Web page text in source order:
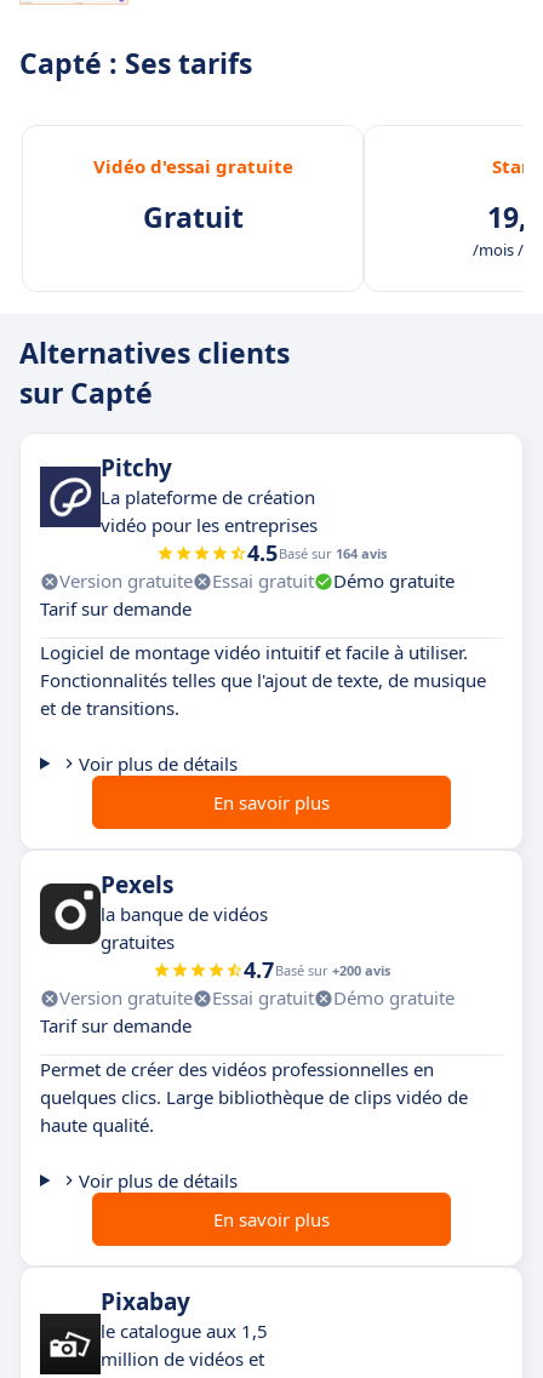
Capté : Ses tarifs
Vidéo d'essai gratuite
Gratuit
/mois /
Alternatives clients
sur Capté
Pitchy
La plateforme de création
vidéo pour les entreprises
4.5Basé sur 164 avis
Version gratuite Essai gratuit
Démo gratuite
Tarif sur demande
Logiciel de montage vidéo intuitif et facile à utiliser.
Fonctionnalités telles que l'ajout de texte, de musique
et de transitions.
Voir plus de détails
En savoir plus
Pexels
la banque de vidéos
gratuites
4.7Basé sur +200 avis
Version gratuite Essai gratuit
Démo gratuite
Tarif sur demande
Permet de créer des vidéos professionnelles en
quelques clics. Large bibliothèque de clips vidéo de
haute qualité.
Voir plus de détails
En savoir plus
Pixabay
le catalogue aux 1,5
million de vidéos et